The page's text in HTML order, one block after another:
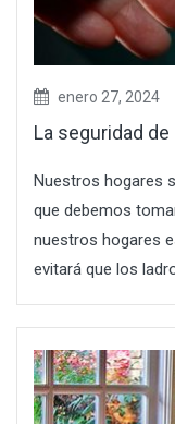
enero 27, 2024
La seguridad
Nuestros hogares
que debemos
nuestros hogares
evitará que los